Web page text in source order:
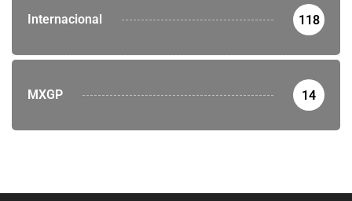
Internacional 118
MXGP 14